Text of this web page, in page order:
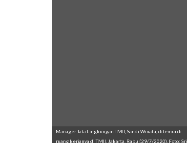
Manager Tata Lingkungan TMII, Sandi Winata, ditemui di
ruang kerjanya di TMII, Jakarta, Rabu (29/7/2020). Foto: Sri